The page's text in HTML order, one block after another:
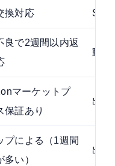
換対応
良で2週間以内返
動作
マーケットプ
保証あり
出品
プによる（1週間
多い）
出品